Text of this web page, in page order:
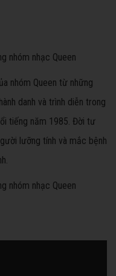
nhóm Queen từ những
danh và trình diễn trong
tiếng năm 1985. Đời tư
lưỡng tính và mắc bệnh